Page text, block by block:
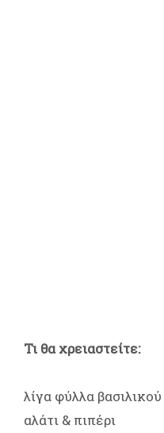
Τι θα χρειαστείτε:
λίγα φύλλα βασιλικού
αλάτι & πιπέρι